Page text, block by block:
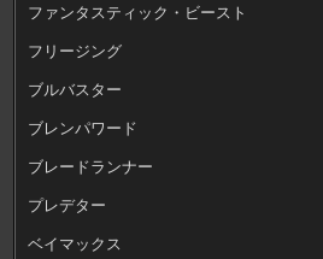
ファンタスティック・ビースト
フリージング
ブルバスター
ブレンパワード
ブレードランナー
プレデター
ベイマックス